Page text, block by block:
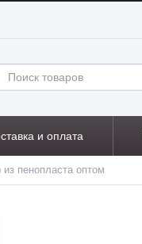
и оплата
пенопласта оптом